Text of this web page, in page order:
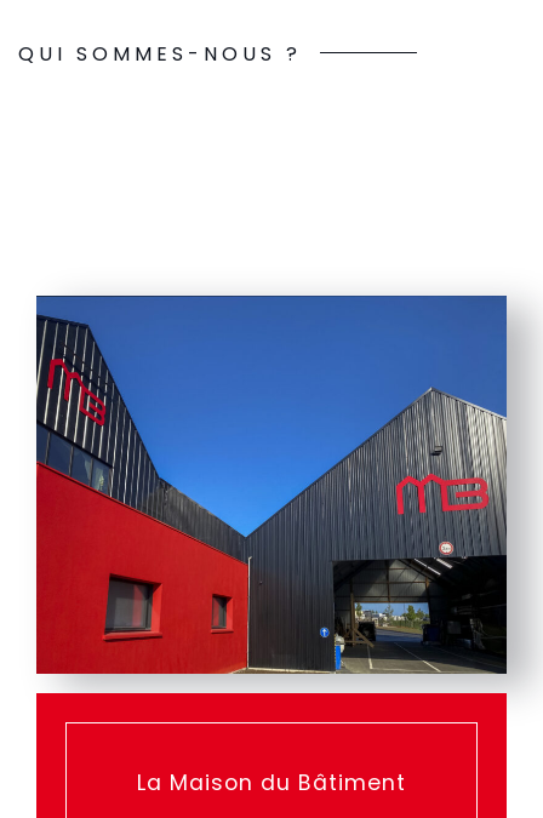
QUI SOMMES-NOUS ?
La Maison du Bâtiment